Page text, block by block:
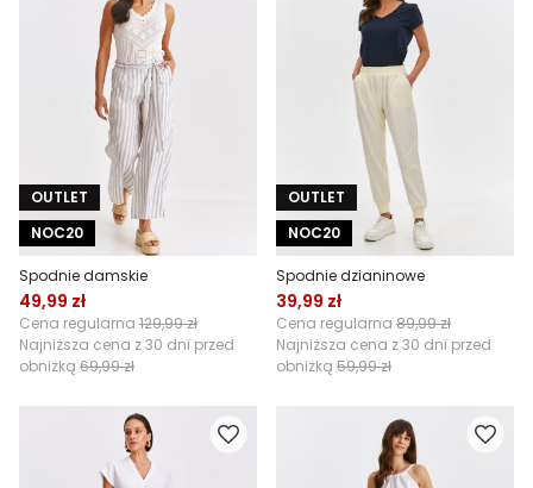
OUTLET
NOC20
Spodnie damskie
49,99 zł
Cena regularna 129,99 zł
Najniższa cena z 30 dni przed
obniżką 69,99 zł
OUTLET
NOC20
Spodnie dzianinowe
39,99 zł
Cena regularna 89,99 zł
Najniższa cena z 30 dni przed
obniżką 59,99 zł